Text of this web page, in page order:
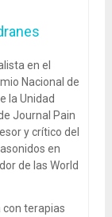
en el
Nacional de
la Unidad
Journal Pain
y crítico del
en
de las World
con terapias